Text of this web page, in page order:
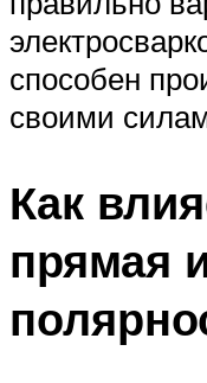
способен
своими
Как
прямая